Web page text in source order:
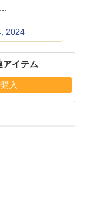
2024
アイテム
入